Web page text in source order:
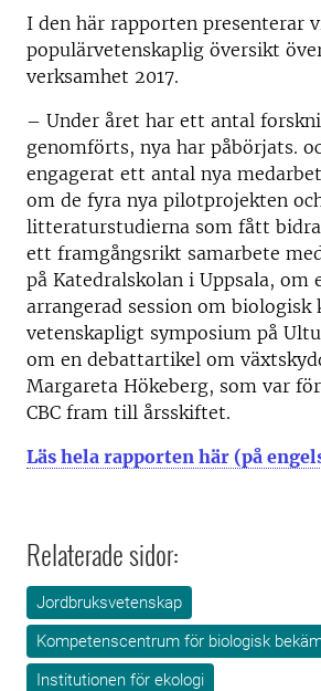
I den här rapporten presenterar
populärvetenskaplig översikt
verksamhet 2017.
– Under året har ett antal
genomförts, nya har påbörjats.
engagerat ett antal nya
om de fyra nya pilotprojekten
litteraturstudierna som fått
ett framgångsrikt samarbete
på Katedralskolan i Uppsala, om
arrangerad session om
vetenskapligt symposium på
om en debattartikel om
Margareta Hökeberg, som var
CBC fram till årsskiftet.
Läs hela rapporten här (på
Relaterade sidor:
Jordbruksvetenskap
Kompetenscentrum för biologisk
Institutionen för ekologi